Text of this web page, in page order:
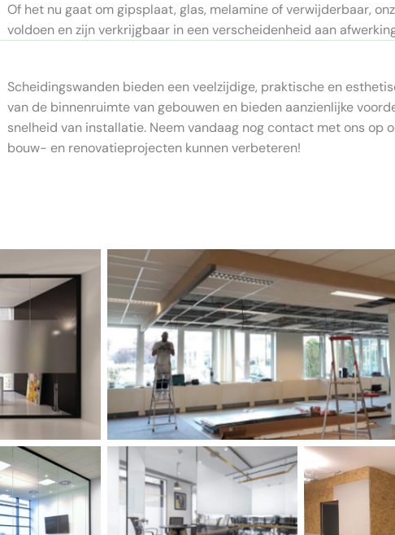
Of het nu gaat om gipsplaat, glas, melamine of verwijderbaar,
voldoen en zijn verkrijgbaar in een verscheidenheid aan
Scheidingswanden bieden een veelzijdige, praktische en
van de binnenruimte van gebouwen en bieden aanzienlijke
snelheid van installatie. Neem vandaag nog contact met ons op
bouw- en renovatieprojecten kunnen verbeteren!